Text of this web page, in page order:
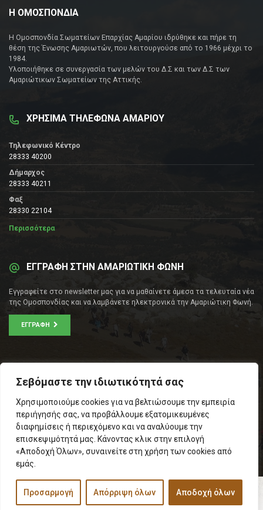
Σεβόμαστε την ιδιωτικότητά σας
Χρησιμοποιούμε cookies για να βελτιώσουμε την εμπειρία
περιήγησής σας, να προβάλλουμε εξατομικευμένες
διαφημίσεις ή περιεχόμενο και να αναλύουμε την
επισκεψιμότητά μας. Κάνοντας κλικ στην επιλογή
«Αποδοχή Όλων», συναινείτε στη χρήση των cookies από
εμάς.
Προσαρμογή Απόρριψη όλων Αποδοχή όλων
Η ΟΜΟΣΠΟΝΔΙΑ
Η Ομοσπονδία Σωματείων Επαρχίας Αμαρίου ιδρύθηκε και πήρε τη
θέση της Ένωσης Αμαριωτών, που λειτουργούσε από το 1966 μέχρι το
1984.
Υλοποιήθηκε σε συνεργασία των μελών του Δ.Σ και των Δ.Σ των
Αμαριώτικων Σωματείων της Αττικής.
ΧΡΗΣΙΜΑ ΤΗΛΕΦΩΝΑ ΑΜΑΡΙΟΥ
Τηλεφωνικό Κέντρο
28333 40200
Δήμαρχος
28333 40211
Φαξ
28330 22104
Περισσότερα
ΕΓΓΡΑΦΗ ΣΤΗΝ ΑΜΑΡΙΩΤΙΚΗ ΦΩΝΗ
Εγγραφείτε στο newsletter μας για να μαθαίνετε άμεσα τα τελευταία νέα
της Ομοσπονδίας και να λαμβάνετε ηλεκτρονικά την Αμαριώτικη Φωνή.
ΕΓΓΡΑΦΉ
Τ.Κ.: 105 53
Τηλ. – Fax: 210 33 14 346
Τηλ. Προέδρου: 6971566783
Email:info@omospamari.gr
© 2017 Ομοσπονδία Σωματείων Επαρχίας Αμαρίου